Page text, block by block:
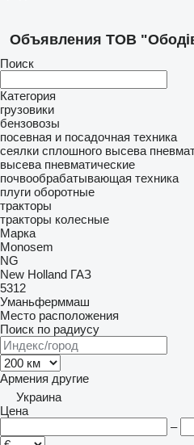
Объявления ТОВ
Поиск
Категория
грузовики
бензовозы
посевная и посадочная техника
сеялки сплошного высева
высева пневматические
почвообрабатывающая техника
плуги оборотные
тракторы
тракторы колесные
Марка
Monosem
NG
New Holland ГАЗ
5312
Уманьферммаш
Место расположения
Поиск по радиусу
Армения другие
Украина
Цена
–